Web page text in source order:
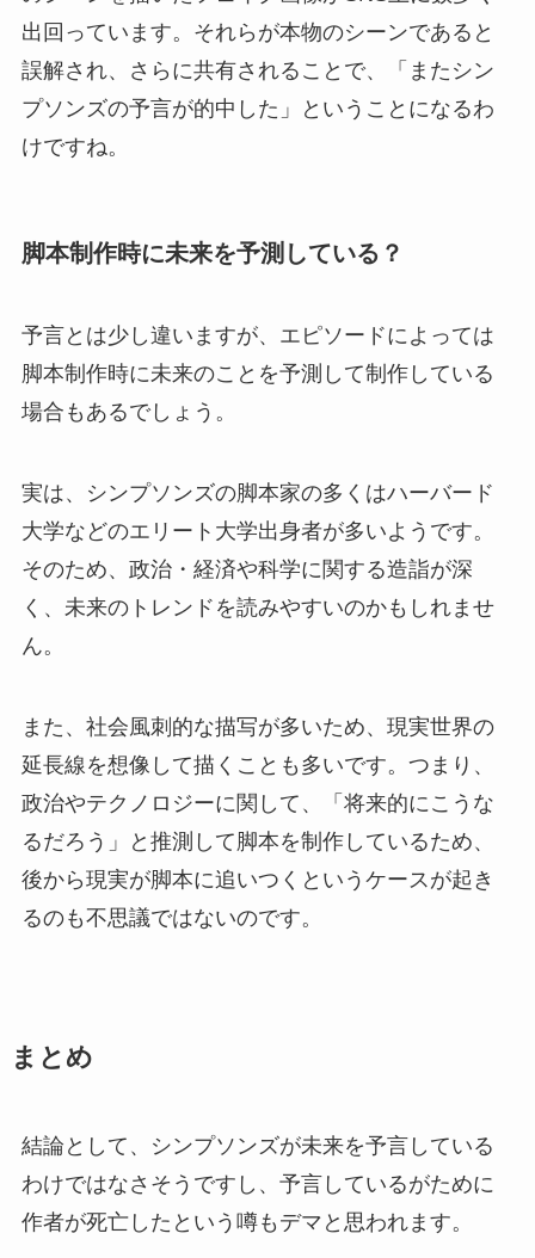
出回っています。それらが本物のシーンであると
誤解され、さらに共有されることで、「またシン
プソンズの予言が的中した」ということになるわ
けですね。
脚本制作時に未来を予測している？
予言とは少し違いますが、エピソードによっては
脚本制作時に未来のことを予測して制作している
場合もあるでしょう。
実は、シンプソンズの脚本家の多くはハーバード
大学などのエリート大学出身者が多いようです。
そのため、政治・経済や科学に関する造詣が深
く、未来のトレンドを読みやすいのかもしれませ
ん。
また、社会風刺的な描写が多いため、現実世界の
延長線を想像して描くことも多いです。つまり、
政治やテクノロジーに関して、「将来的にこうな
るだろう」と推測して脚本を制作しているため、
後から現実が脚本に追いつくというケースが起き
るのも不思議ではないのです。
まとめ
結論として、シンプソンズが未来を予言している
わけではなさそうですし、予言しているがために
作者が死亡したという噂もデマと思われます。